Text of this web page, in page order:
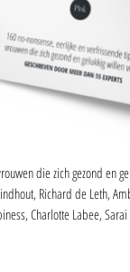
die zich gezond en
Richard de Leth,
Charlotte Labee,